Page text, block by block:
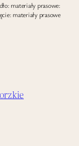
materiały prasowe:
materiały prasowe